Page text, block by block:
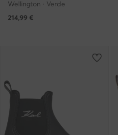
Wellington · Verde
214,99 €